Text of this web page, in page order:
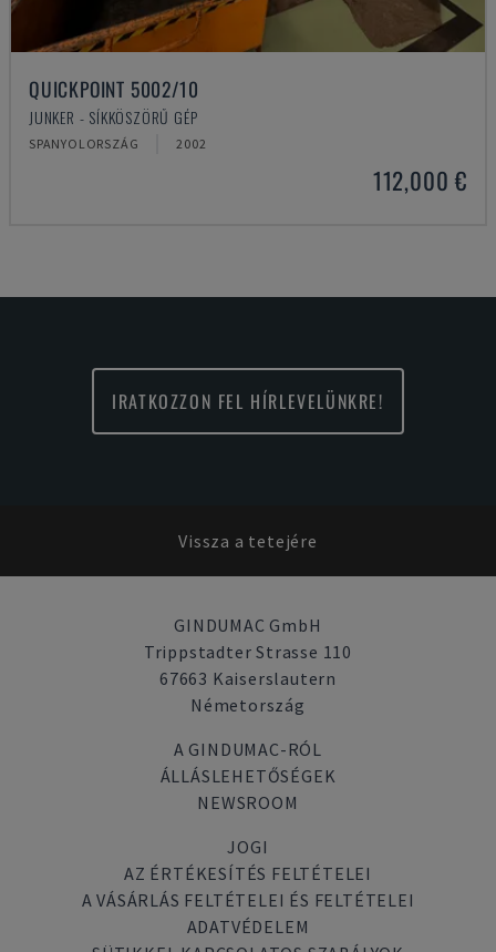
QUICKPOINT 5002/10
JUNKER - SÍKKÖSZÖRŰ GÉP
SPANYOLORSZÁG 2002
112,000 €
IRATKOZZON FEL HÍRLEVELÜNKRE!
Vissza a tetejére
GINDUMAC GmbH
Trippstadter Strasse 110
67663 Kaiserslautern
Németország
A GINDUMAC-RÓL
ÁLLÁSLEHETŐSÉGEK
NEWSROOM
JOGI
AZ ÉRTÉKESÍTÉS FELTÉTELEI
A VÁSÁRLÁS FELTÉTELEI ÉS FELTÉTELEI
ADATVÉDELEM